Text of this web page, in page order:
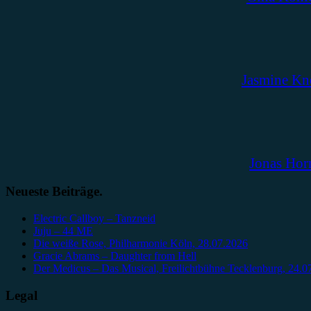
Jasmine
Jonas
Neueste Beiträge.
Electric Callboy – Tanzneid
Juju – 44 ME
Die weiße Rose, Philharmonie Köln, 28.07.2026
Gracie Abrams – Daughter from Hell
Der Medicus – Das Musical, Freilichtbühne Tecklenburg,
Legal